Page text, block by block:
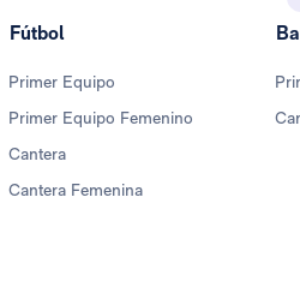
Fútbol
Primer Equipo
Primer Equipo Femenino
Cantera
Cantera Femenina